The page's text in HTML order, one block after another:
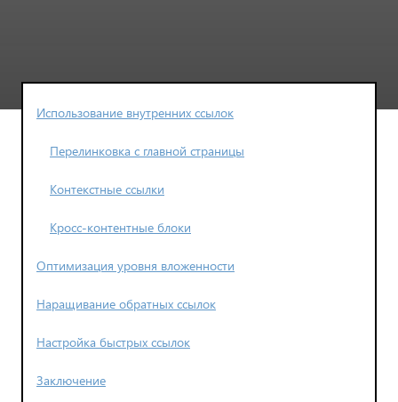
Использование внутренних ссылок
Перелинковка с главной страницы
Контекстные ссылки
Кросс-контентные блоки
Оптимизация уровня вложенности
Наращивание обратных ссылок
Настройка быстрых ссылок
Заключение